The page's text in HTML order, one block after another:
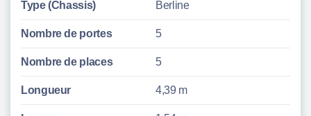
Type (Chassis) Berline
Nombre de portes 5
Nombre de places 5
Longueur 4,39 m